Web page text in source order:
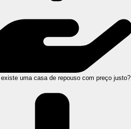
uma casa de repouso com preço justo?